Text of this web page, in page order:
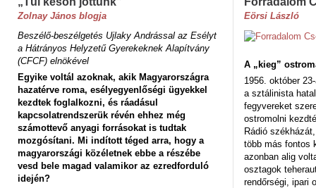
Zolnay János blogja
Beszélő-beszélgetés Ujlaky Andrással az Esélyt
a Hátrányos Helyzetű Gyerekeknek Alapítvány
(CFCF) elnökével
Egyike voltál azoknak, akik Magyarországra
hazatérve roma, esélyegyenlőségi ügyekkel
kezdtek foglalkozni, és ráadásul
kapcsolatrendszerük révén ehhez még
számottevő anyagi forrásokat is tudtak
mozgósítani. Mi indított téged arra, hogy a
magyarországi közéletnek ebbe a részébe
vesd bele magad valamikor az ezredforduló
idején?
Eörsi László
A „kieg”
1956. október
a sztálinista
fegyvereket
ostromolni
Rádió
több más fontos
azonban alig
osztagok
rendőrségi, ipari